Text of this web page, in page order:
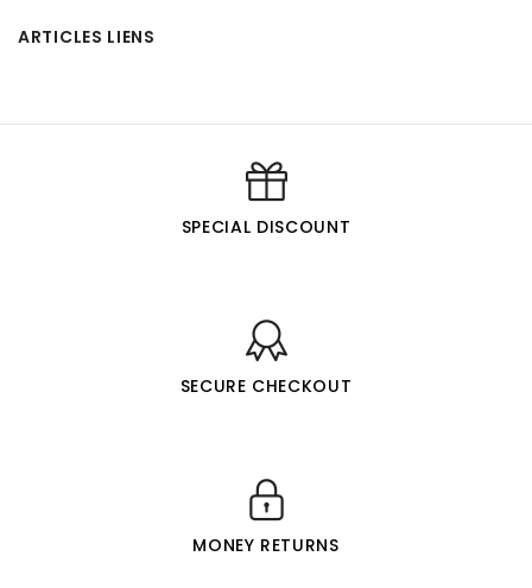
ARTICLES LIENS
SPECIAL DISCOUNT
SECURE CHECKOUT
MONEY RETURNS